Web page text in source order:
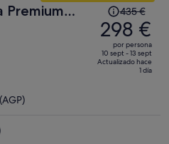
Premium
El
precio
era
de
435 €,
435 €
298 €
por persona
10 sept - 13 sept
Actualizado hace
1 día